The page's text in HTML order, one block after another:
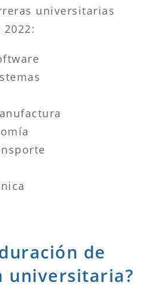
universitarias
de
universitaria?